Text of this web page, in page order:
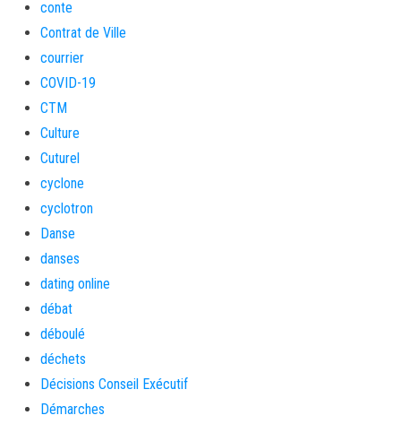
conte
Contrat de Ville
courrier
COVID-19
CTM
Culture
Cuturel
cyclone
cyclotron
Danse
danses
dating online
débat
déboulé
déchets
Décisions Conseil Exécutif
Démarches